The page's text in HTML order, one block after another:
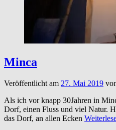
Minca
Veröffentlicht am 27. Mai 2019
Als ich vor knapp 30Jahren in
Dorf, einen Fluss und viel Natur.
das Dorf, an allen Ecken